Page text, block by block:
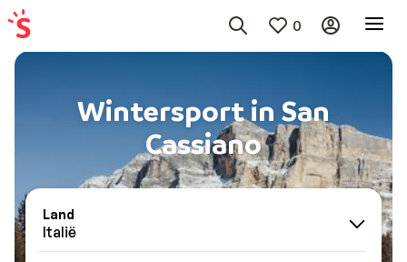
0
Wintersport in San
Cassiano
Land
Italië